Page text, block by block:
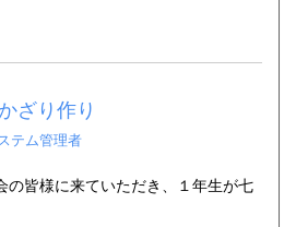
ざり作り
テム管理者
皆様に来ていただき、１年生が七